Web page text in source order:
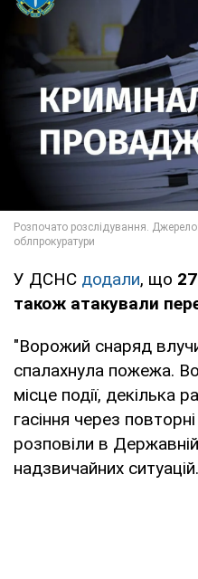
У ДСНС додали, що
також атакували
"Ворожий снаряд
спалахнула пожежа.
місце події, декілька
гасіння через
розповіли в
надзвичайних ситуацій.